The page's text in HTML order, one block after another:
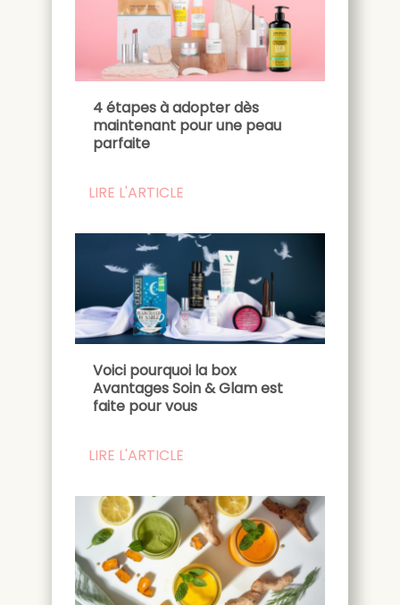
4 étapes à adopter dès
maintenant pour une peau
parfaite
LIRE L'ARTICLE
Voici pourquoi la box
Avantages Soin & Glam est
faite pour vous
LIRE L'ARTICLE